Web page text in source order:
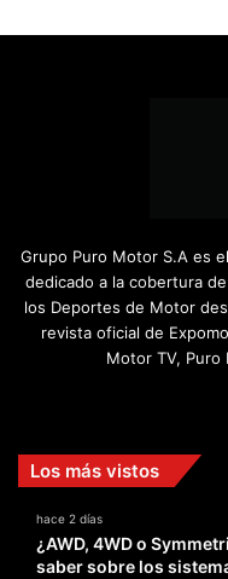
Grupo Puro Motor S.A es
dedicado a la cobertura
los Deportes de Motor
revista oficial de
Motor TV,
Los más vistos
hace 2 días
¿AWD, 4WD o
saber sobre los